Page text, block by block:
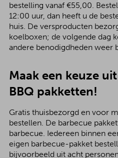
bestelling vanaf €55,00.
12:00 uur, dan heeft u de
huis. De versproducten
koelboxen; de volgende dag
andere benodigdheden weer
Maak een keuze
BBQ pakketten!
Gratis thuisbezorgd en voor
bestellen. De barbecue
barbecue. Iedereen binnen
eigen barbecue-pakket
bijvoorbeeld uit acht